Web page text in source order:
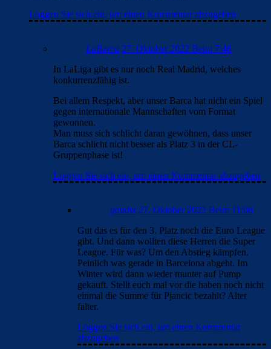
Loggen Sie sich ein, um einen Kommentar abzugeben
LaBarca 27. Oktober 2022 Beim 7:46
In LaLiga gibt es nur noch Real Madrid, welches
konkurrenzfähig ist.
Bei allem Respekt, aber unser Barca hat nicht ein Spiel
gegen internationale Mannschaften vom Format
gewonnen.
Man muss sich schlicht daran gewöhnen, dass unser
Barca schlicht nicht besser als Platz 3 in der CL-
Gruppenphase ist!
Loggen Sie sich ein, um einen Kommentar abzugeben
gaudix 27. Oktober 2022 Beim 11:08
Gut das es für den 3. Platz noch die Euro League
gibt. Und dann wollten diese Herren die Super
League. Für was? Um den Abstieg kämpfen.
Peinlich was gerade in Barcelona abgeht. Im
Winter wird dann wieder munter auf Pump
gekauft. Stellt euch mal vor die haben noch nicht
einmal die Summe für Pjancic bezahlt? Alter
falter.
Loggen Sie sich ein, um einen Kommentar
abzugeben